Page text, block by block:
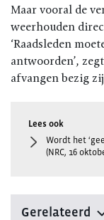
Maar vooral de
weerhouden
‘Raadsleden
antwoorden’,
afvangen bezig
Wordt het
(NRC, 16
Gerelateerd